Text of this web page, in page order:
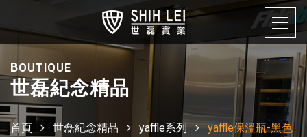
BOUTIQUE
世磊紀念精品
首頁 世磊紀念精品 yaffle系列 yaffle保溫瓶-黑色